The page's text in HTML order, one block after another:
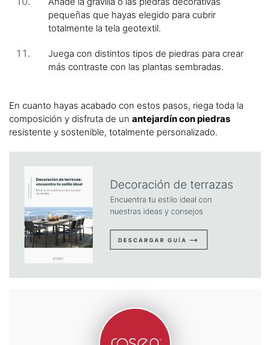
pequeñas que hayas elegido para cubrir
totalmente la tela geotextil.
Juega con distintos tipos de piedras para crear
más contraste con las plantas sembradas.
En cuanto hayas acabado con estos pasos, riega toda la
composición y disfruta de un antejardín con piedras
resistente y sostenible, totalmente personalizado.